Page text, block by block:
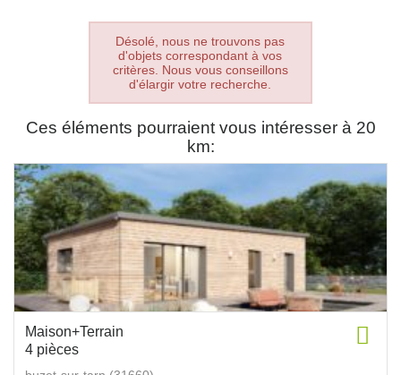
Désolé, nous ne trouvons pas
d'objets correspondant à vos
critères. Nous vous conseillons
d'élargir votre recherche.
Ces éléments pourraient vous intéresser à 20
km:
Maison+Terrain
4 pièces